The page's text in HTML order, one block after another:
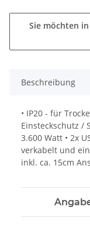
Sie möchten
Beschreibung
• IP20 - für
Einsteckschutz /
3.600 Watt • 2x
verkabelt und
inkl. ca. 15cm